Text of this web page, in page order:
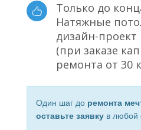
Только до
Натяжные
дизайн-проект
(при заказе
ремонта от 30
Один шаг до ремонта
оставьте заявку в любой